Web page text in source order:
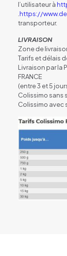
l’utilisateur à
https://
transporteur.
LIVRAISON
Zone de
Tarifs et délais
Livraison par la
FRANCE
(entre 3 et 5
Colissimo sans
Colissimo avec